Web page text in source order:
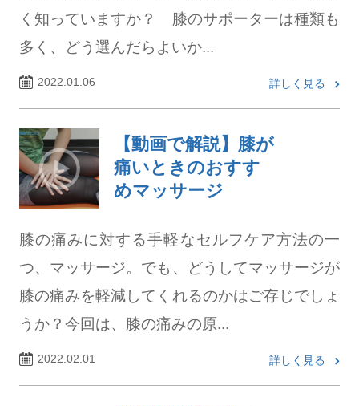
く知っていますか？ 膝のサポーターは種類も
多く、どう選んだらよいか...
2022.01.06 詳しく見る
【動画で解説】膝が
痛いときのおすす
めマッサージ
膝の痛みに対する手軽なセルフケア方法の一
つ、マッサージ。でも、どうしてマッサージが
膝の痛みを軽減してくれるのかはご存じでしょ
うか？今回は、膝の痛みの原...
2022.02.01 詳しく見る